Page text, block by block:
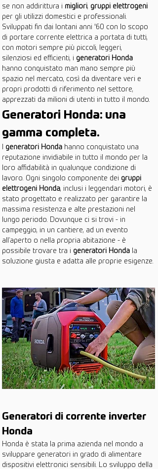
se non addirittura i migliori, gruppi elettrogeni
per gli utilizzi domestici e professionali.
Sviluppati fin dai lontani anni '60 con lo scopo
di portare corrente elettrica a portata di tutti,
con motori sempre più piccoli, leggeri,
silenziosi ed efficienti, i generatori Honda
hanno conquistato man mano sempre più
spazio nel mercato, così da diventare veri e
propri prodotti di riferimento nel settore,
apprezzati da milioni di utenti in tutto il mondo.
Generatori Honda: una
gamma completa.
generatori Honda hanno conquistato una
reputazione invidiabile in tutto il mondo per la
loro affidabilità in qualunque condizione di
lavoro. Ogni singolo componente dei gruppi
elettrogeni Honda, inclusi i leggendari motori, è
stato progettato e realizzato per garantire la
massima resistenza e alte prestazioni nel
lungo periodo. Dovunque ci si trovi - in
campeggio, in un cantiere, ad un evento
all’aperto o nella propria abitazione - è
possibile trovare tra i generatori Honda la
soluzione giusta e adatta alle proprie esigenze.
Generatori di corrente inverter
Honda
Honda è stata la prima azienda nel mondo a
sviluppare generatori in grado di alimentare
dispositivi elettronici sensibili. Lo sviluppo della